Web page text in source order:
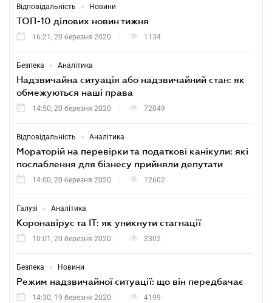
Відповідальність • Новини
ТОП-10 ділових новин тижня
16:21, 20 березня 2020 1134
Безпека • Аналітика
Надзвичайна ситуація або надзвичайний стан: як
обмежуються наші права
14:50, 20 березня 2020 72049
Відповідальність • Аналітика
Мораторій на перевірки та податкові канікули: які
послаблення для бізнесу прийняли депутати
14:00, 20 березня 2020 12602
Галузі • Аналітика
Коронавірус та ІТ: як уникнути стагнації
10:01, 20 березня 2020 2302
Безпека • Новини
Режим надзвичайної ситуації: що він передбачає
14:30, 19 березня 2020 4199